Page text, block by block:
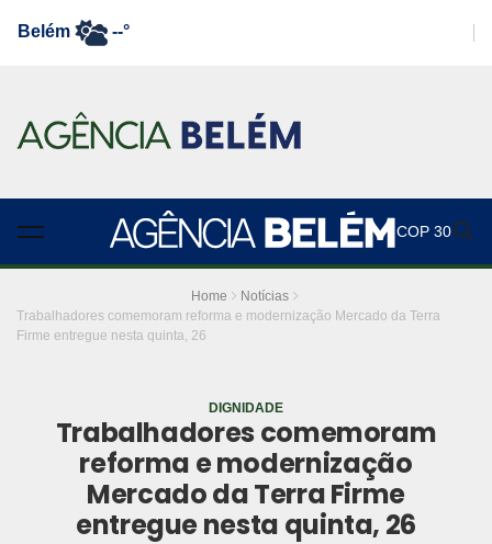
Belém --°
COP 30
Home
Notícias
Trabalhadores comemoram reforma e modernização Mercado da Terra
Firme entregue nesta quinta, 26
DIGNIDADE
Trabalhadores comemoram
reforma e modernização
Mercado da Terra Firme
entregue nesta quinta, 26